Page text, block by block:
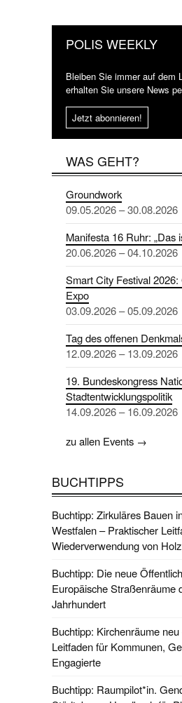
POLIS WEEKLY
Bleiben Sie immer auf dem
erhalten Sie unsere News
Jetzt abonnieren!
WAS GEHT?
Groundwork
09.05.2026 – 30.08.2026
Manifesta 16 Ruhr: „Das
20.06.2026 – 04.10.2026
Smart City Festival
Expo
03.09.2026 – 05.09.2026
Tag des offenen
12.09.2026 – 13.09.2026
19. Bundeskongress
Stadtentwicklungspolitik
14.09.2026 – 16.09.2026
zu allen Events →
BUCHTIPPS
Buchtipp: Zirkuläres Bauen
Westfalen – Praktischer
Wiederverwendung von
Buchtipp: Die neue
Europäische Straßenräume
Jahrhundert
Buchtipp: Kirchenräume
Leitfaden für Kommunen,
Engagierte
Buchtipp: Raumpilot*in.